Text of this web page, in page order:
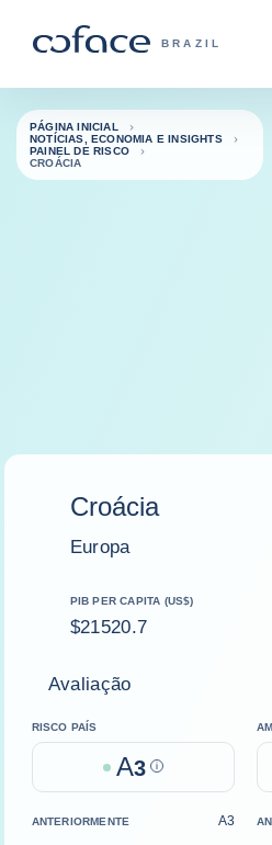
COFACE
BRAZIL
Voltar à página inicial
PÁGINA INICIAL
NOTÍCIAS, ECONOMIA E INSIGHTS
PAINEL DE RISCO
CROÁCIA
Croácia
Europa
PIB PER CAPITA (US$)
$21520.7
Avaliação
RISCO PAÍS
A3 Help
ANTERIORMENTE A3